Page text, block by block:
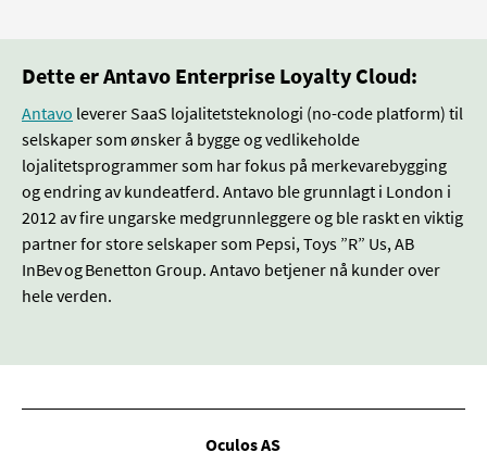
Dette er Antavo Enterprise Loyalty Cloud:
Antavo leverer SaaS lojalitetsteknologi (no-code platform) til
selskaper som ønsker å bygge og vedlikeholde
lojalitetsprogrammer som har fokus på merkevarebygging
og endring av kundeatferd. Antavo ble grunnlagt i London i
2012 av fire ungarske medgrunnleggere og ble raskt en viktig
partner for store selskaper som Pepsi, Toys ”R” Us, AB
InBev og Benetton Group. Antavo betjener nå kunder over
hele verden.
Oculos AS